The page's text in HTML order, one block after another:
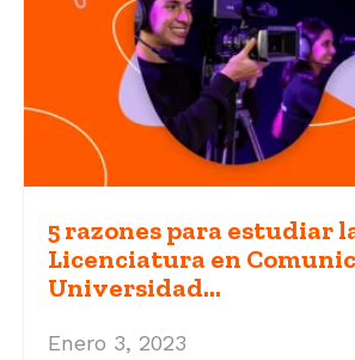
5 razones para estudiar
Licenciatura en
Universidad...
Enero 3, 2023